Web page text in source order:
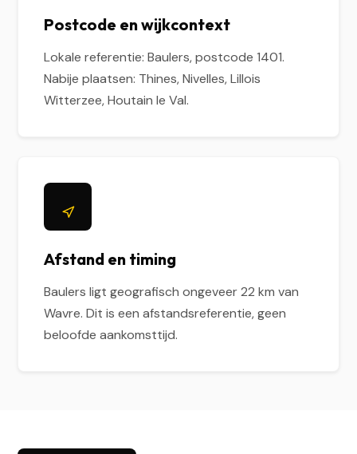
Postcode en wijkcontext
Lokale referentie: Baulers, postcode 1401.
Nabije plaatsen: Thines, Nivelles, Lillois
Witterzee, Houtain le Val.
Afstand en timing
Baulers ligt geografisch ongeveer 22 km van
Wavre. Dit is een afstandsreferentie, geen
beloofde aankomsttijd.